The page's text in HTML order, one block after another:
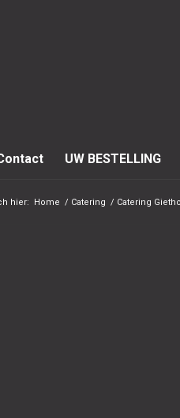
UW BESTELLING
hier: Home / Catering / Catering